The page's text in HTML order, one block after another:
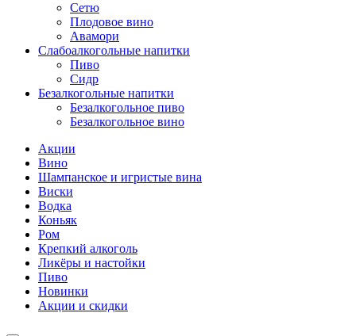
Сетю
Плодовое вино
Авамори
Слабоалкогольные напитки
Пиво
Сидр
Безалкогольные напитки
Безалкогольное пиво
Безалкогольное вино
Акции
Вино
Шампанское и игристые вина
Виски
Водка
Коньяк
Ром
Крепкий алкоголь
Ликёры и настойки
Пиво
Новинки
Акции и скидки